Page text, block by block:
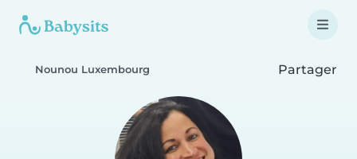
Nounou Luxembourg Partager